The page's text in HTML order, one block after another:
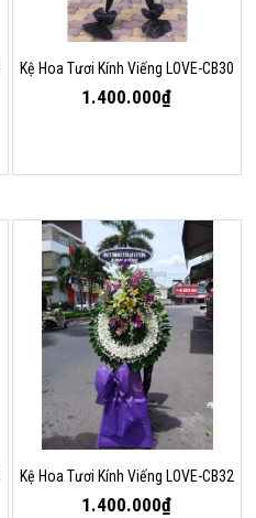
Kệ Hoa Tươi Kính Viếng LOVE-CB30
1.400.000₫
Kệ Hoa Tươi Kính Viếng LOVE-CB32
1.400.000₫